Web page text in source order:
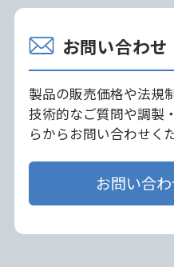
お問い合わせ
製品の販売価格や法規
技術的なご質問や調製
らからお問い合わせく
お問い合